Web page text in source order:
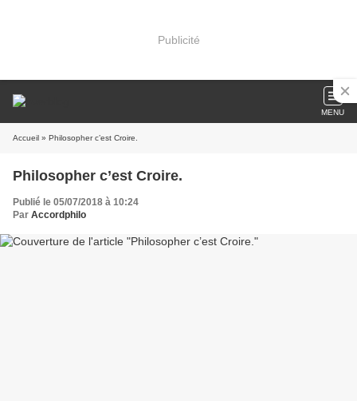
Publicité
MENU
Accueil » Philosopher c’est Croire.
Philosopher c’est Croire.
Publié le 05/07/2018 à 10:24
Par Accordphilo